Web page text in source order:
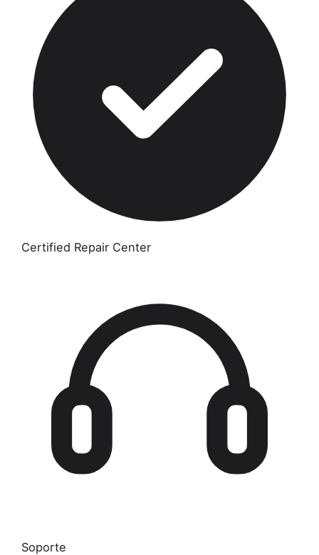
Certified Repair Center
Soporte